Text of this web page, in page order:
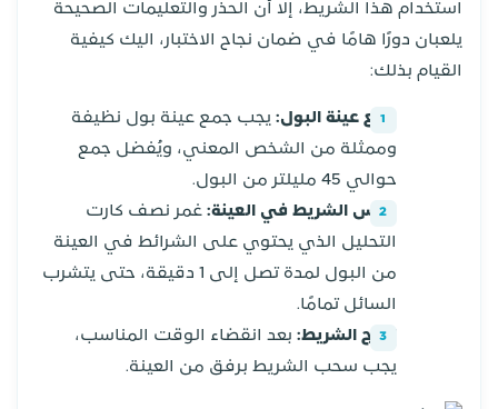
استخدام هذا الشريط، إلا أن الحذر والتعليمات الصحيحة
يلعبان دورًا هامًا في ضمان نجاح الاختبار، اليك كيفية
القيام بذلك:
جمع عينة البول: يجب جمع عينة بول نظيفة
وممثلة من الشخص المعني، ويُفضل جمع
حوالي 45 مليلتر من البول.
غمس الشريط في العينة: غمر نصف كارت
التحليل الذي يحتوي على الشرائط في العينة
من البول لمدة تصل إلى 1 دقيقة، حتى يتشرب
السائل تمامًا.
إخراج الشريط: بعد انقضاء الوقت المناسب،
يجب سحب الشريط برفق من العينة.